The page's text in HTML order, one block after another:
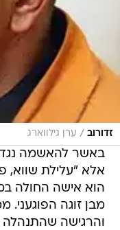
זדורוב / ערן גילווארג
באשר להאשמה נגד
אלא "עלילת שווא,
הוא אישה החולה
מבן זוגה
והרגישה שהתנהלה